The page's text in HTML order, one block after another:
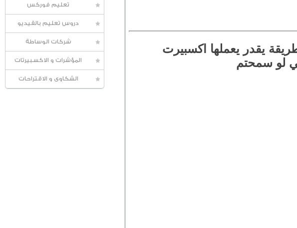
تعليم فوركس
دروس تعليم بالفيديو
شركات الوساطة
المؤشرات و الاكسبيرتات
الشكاوى و الاقتراحات
يقدر يعملها اكسبيرت
لو سمحتم